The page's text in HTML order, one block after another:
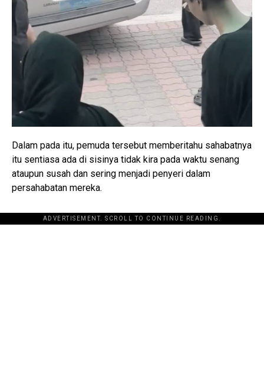
Dalam pada itu, pemuda tersebut memberitahu sahabatnya
itu sentiasa ada di sisinya tidak kira pada waktu senang
ataupun susah dan sering menjadi penyeri dalam
persahabatan mereka.
ADVERTISEMENT. SCROLL TO CONTINUE READING.